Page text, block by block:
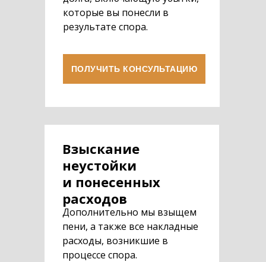
ПОЛУЧИТЬ КОНСУЛЬТАЦИЮ
которые вы понесли в
результате спора.
Взыскание
неустойки
и понесенных
расходов
Дополнительно мы взыщем
пени, а также все накладные
расходы, возникшие в
процессе спора.